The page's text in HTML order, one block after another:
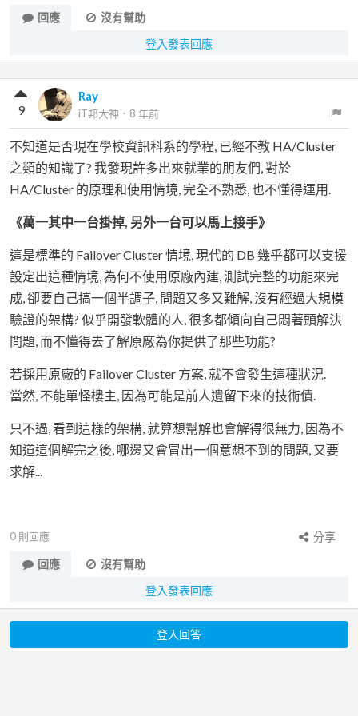
回應
沒有幫助
登入發表回應
Ray
iT邦大神 ． 8 年前
9
不知道是否現在學校資訊科系的學程, 已經不教 HA/Cluster
之類的知識了? 我發現許多出來就業的朋友們, 對於
HA/Cluster 的原理和使用情境, 完全不熟悉, 也不懂得運用.
《萬一其中一台掛掉, 另外一台可以馬上接手》
這是標準的 Failover Cluster 情境, 現代的 DB 幾乎都可以支援
設定出這種情境, 為何不使用原廠內建, 測試完整的功能來完
成, 卻要自己搞一個半調子, 問題又多又難解, 沒有經過大規模
驗證的架構? 似乎開發軟體的人, 很多都傾向自己悶著頭解決
問題, 而不懂得去了解原廠為你提供了那些功能?
若採用原廠的 Failover Cluster 方案, 就不會發生這種狀況.
當然, 不能單怪樓主, 因為可能是前人遺留下來的技術債.
只不過, 看到這樣的架構, 就算想幫解也會解得很無力, 因為不
知道這個解完之後, 哪邊又會冒出一個意想不到的問題, 又要
求解...
0 則回應
分享
回應
沒有幫助
登入發表回應
登入回答